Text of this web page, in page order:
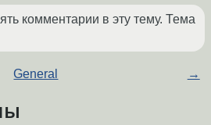
комментарии в эту тему. Тема
General →